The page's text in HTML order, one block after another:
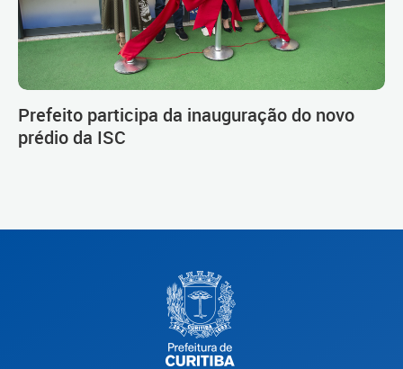
Prefeito participa da inauguração do novo
prédio da ISC